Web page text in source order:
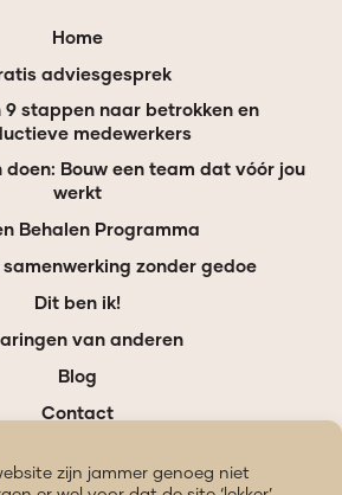
zijn jammer genoeg niet
Home
adviesgesprek
9 stappen naar betrokken en
medewerkers
doen: Bouw een team dat vóór jou
werkt
Behalen Programma
zonder gedoe
Dit ben ik!
van anderen
Blog
Contact